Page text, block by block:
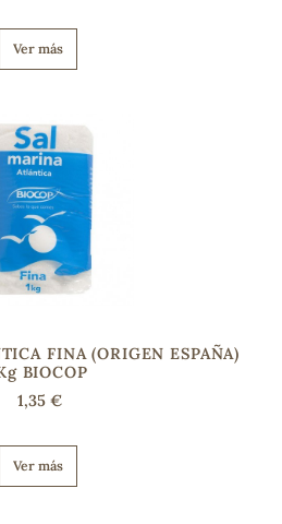
Ver más
FINA (ORIGEN ESPAÑA)
BIOCOP
1,35 €
Ver más